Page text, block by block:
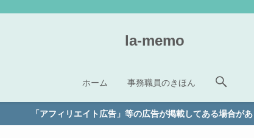
la-memo
ホーム 事務職員のきほん
「アフィリエイト広告」等の広告が掲載してある場合が